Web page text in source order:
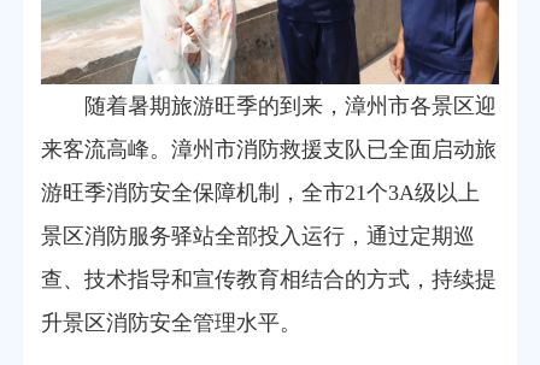
随着暑期旅游旺季的到来，漳州市各景区迎
来客流高峰。 漳州 市消防救援支队已全面启动旅
游旺季消防安全保障机制，全市21个3A级以上
景区消防服务驿站全部投入运行，通过定期巡
查、技术指导和宣传教育相结合的方式，持续提
升景区消防安全管理水平。